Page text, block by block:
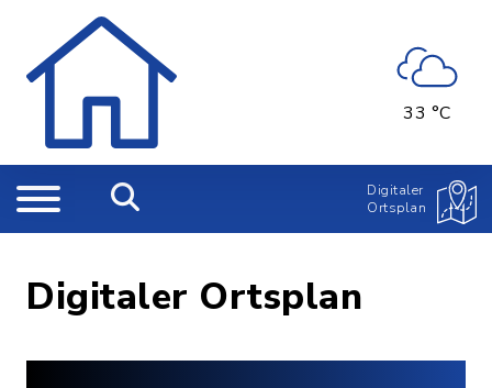
33 °C
Digitaler
Ortsplan
Digitaler Ortsplan